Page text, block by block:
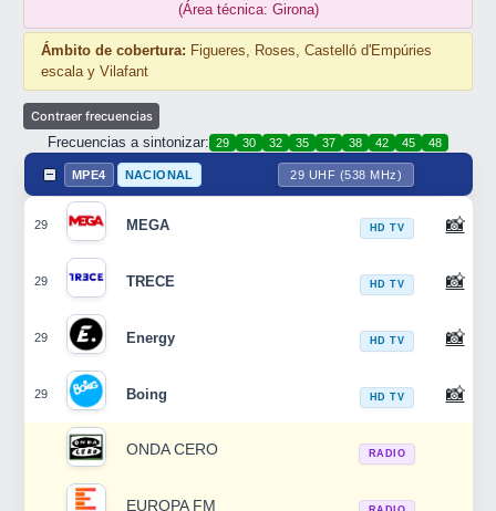
(Área técnica: Girona)
Ámbito de cobertura: Figueres, Roses, Castelló d'Empúries
escala y Vilafant
Frecuencias a sintonizar: 29 30 32 35 37 38 42 45 48
MPE4 NACIONAL 29 UHF (538 MHz)
29 MEGA HD TV 📸
29 TRECE HD TV 📸
29 Energy HD TV 📸
29 Boing HD TV 📸
ONDA CERO RADIO
EUROPA FM